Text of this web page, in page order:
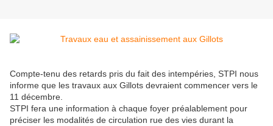
Compte-tenu des retards pris du fait des intempéries, STPI nous
informe que les travaux aux Gillots devraient commencer vers le
11 décembre.
STPI fera une information à chaque foyer préalablement pour
préciser les modalités de circulation rue des vies durant la